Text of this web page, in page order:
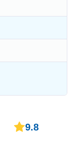
9.8